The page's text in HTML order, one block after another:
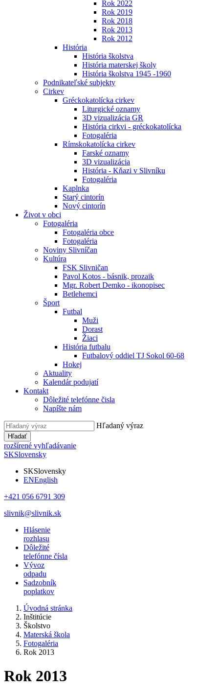
Rok 2022
Rok 2019
Rok 2018
Rok 2013
Rok 2012
História
História školstva
História materskej školy
História školstva 1945 -1960
Podnikateľské subjekty
Cirkev
Gréckokatolícka cirkev
Liturgické oznamy
3D vizualizácia GR
História cirkvi - gréckokatolícka
Fotogaléria
Rímskokatolícka cirkev
Farské oznamy
3D vizualizácia
História - Kňazi v Slivníku
Fotogaléria
Kaplnka
Starý cintorín
Nový cintorín
Život v obci
Fotogaléria
Fotogaléria obce
Fotogaléria
Noviny Slivníčan
Kultúra
FSK Slivničan
Pavol Kotos - básnik, prozaik
Mgr. Robert Demko - ikonopisec
Betlehemci
Šport
Futbal
Muži
Dorast
Žiaci
História futbalu
Futbalový oddiel TJ Sokol 60-68
Hokej
Aktuality
Kalendár podujatí
Kontakt
Dôležité telefónne čisla
Napíšte nám
Hľadaný výraz
Hľadať
rozšírené vyhľadávanie
SKSlovensky
SKSlovensky
ENEnglish
+421 056 6791 309
slivnik@slivnik.sk
Hlásenie
rozhlasu
Dôležité
telefónne čísla
Vývoz
odpadu
Sadzobník
poplatkov
Úvodná stránka
Inštitúcie
Školstvo
Materská škola
Fotogaléria
Rok 2013
Rok 2013